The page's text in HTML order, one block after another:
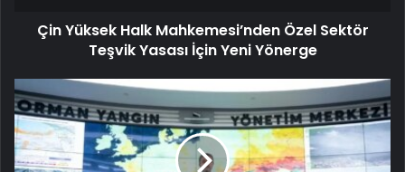
Çin Yüksek Halk Mahkemesi’nden Özel Sektör
Teşvik Yasası İçin Yeni Yönerge